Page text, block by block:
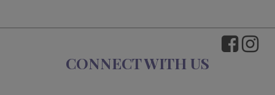
CONNECT WITH US